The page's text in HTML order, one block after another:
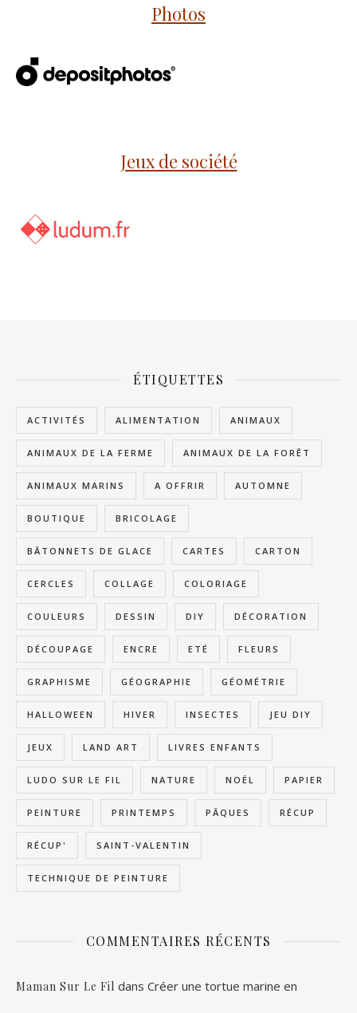
Photos
Jeux de société
ÉTIQUETTES
ACTIVITÉS ALIMENTATION ANIMAUX
ANIMAUX DE LA FERME ANIMAUX DE LA FORÊT
ANIMAUX MARINS A OFFRIR AUTOMNE
BOUTIQUE BRICOLAGE
BÂTONNETS DE GLACE CARTES CARTON
CERCLES COLLAGE COLORIAGE
COULEURS DESSIN DIY DÉCORATION
DÉCOUPAGE ENCRE ETÉ FLEURS
GRAPHISME GÉOGRAPHIE GÉOMÉTRIE
HALLOWEEN HIVER INSECTES JEU DIY
JEUX LAND ART LIVRES ENFANTS
LUDO SUR LE FIL NATURE NOËL PAPIER
PEINTURE PRINTEMPS PÂQUES RÉCUP
RÉCUP' SAINT-VALENTIN
TECHNIQUE DE PEINTURE
COMMENTAIRES RÉCENTS
Maman Sur Le Fil dans Créer une tortue marine en